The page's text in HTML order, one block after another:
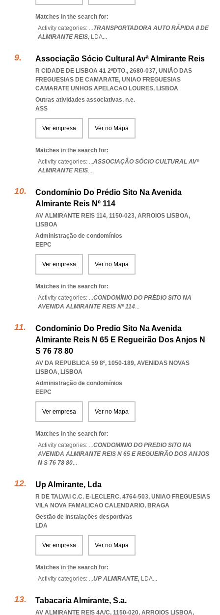
Matches in the search for:
Activity categories: ...TRANSPORTADORA AUTO RÁPIDA II DE
ALMIRANTE REIS, LDA...
Associação Sócio Cultural Avª Almirante Reis
R CIDADE DE LISBOA 41 2ºDTO., 2680-037, UNIÃO DAS
FREGUESIAS DE CAMARATE, UNIAO FREGUESIAS
CAMARATE UNHOS APELACAO LOURES, LISBOA
Outras atividades associativas, n.e.
ASS
Ver empresa Ver no Mapa
Matches in the search for:
Activity categories: ...ASSOCIAÇÃO SÓCIO CULTURAL AVª
ALMIRANTE REIS...
Condomínio Do Prédio Sito Na Avenida
Almirante Reis Nº 114
AV ALMIRANTE REIS 114, 1150-023, ARROIOS LISBOA,
LISBOA
Administração de condomínios
EEPC
Ver empresa Ver no Mapa
Matches in the search for:
Activity categories: ...CONDOMÍNIO DO PRÉDIO SITO NA
AVENIDA ALMIRANTE REIS Nº 114...
Condominio Do Predio Sito Na Avenida
Almirante Reis N 65 E Regueirão Dos Anjos N
S 76 78 80
AV DA REPUBLICA 59 8º, 1050-189, AVENIDAS NOVAS
LISBOA, LISBOA
Administração de condomínios
EEPC
Ver empresa Ver no Mapa
Matches in the search for:
Activity categories: ...CONDOMINIO DO PREDIO SITO NA
AVENIDA ALMIRANTE REIS N 65 E REGUEIRÃO DOS ANJOS
N S 76 78 80...
Up Almirante, Lda
R DE TALVAI C.C. E-LECLERC, 4764-503, UNIAO FREGUESIAS
VILA NOVA FAMALICAO CALENDARIO, BRAGA
Gestão de instalações desportivas
LDA
Ver empresa Ver no Mapa
Matches in the search for:
Activity categories: ...UP ALMIRANTE, LDA...
Tabacaria Almirante, S.a.
AV ALMIRANTE REIS 4A/C, 1150-020, ARROIOS LISBOA,